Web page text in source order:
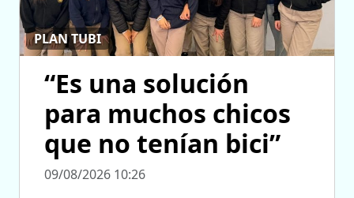
PLAN TUBI
“Es una solución
para muchos chicos
que no tenían bici”
09/08/2026 10:26